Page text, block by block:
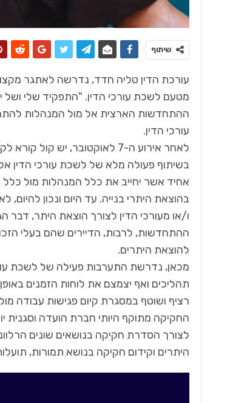
שיתוף
עורכת הדין טליה חדד, נדרשה לאתגר
מטעם לשכת עורכי הדין. "התפקיד שלי
עורכי הדין.
לאחר אירוע ה-7 לאוקטובר, יש
בשיתוף פעולה מלא של לשכת עורכי הדין
אחיד אשר יחייב את כלל המנהלות מול כלל
בהוצאת היתרי בנייה. עד היום ונכון להיום,
ו/או מעורכי הדין לצורך הוצאת היתר, דבר
ההתחדשות, לרבות, הדיירים שהם בעלי
להוצאת היתרים.
מכאן, נדרשת התערבות פעילה של לשכת
תהליכים ואף יצמצם את לוחות הזמנים
רציף ושוטף במסגרת קיום פגישות עבודה
החקיקה מתוקף היותי חברת הועדה וסגנית
לצורך הסדרת חקיקה בנושאים שונים
היתרים וקידום חקיקה בנושא תמורות,